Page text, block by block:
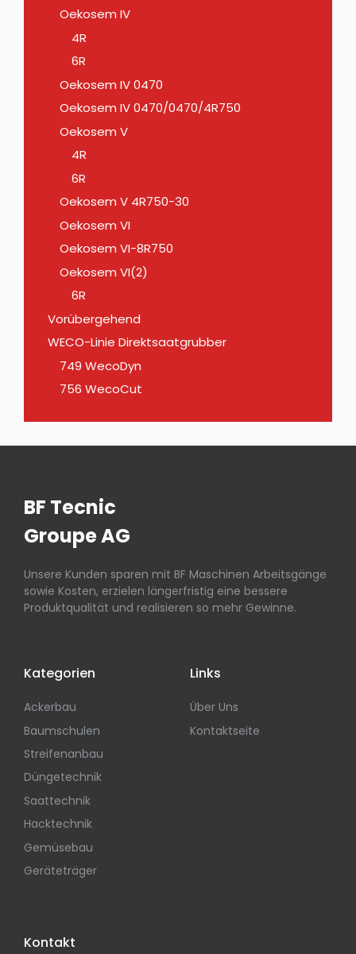
Oekosem IV
4R
6R
Oekosem IV 0470
Oekosem IV 0470/0470/4R750
Oekosem V
4R
6R
Oekosem V 4R750-30
Oekosem VI
Oekosem VI-8R750
Oekosem VI(2)
6R
Vorübergehend
WECO-Linie Direktsaatgrubber
749 WecoDyn
756 WecoCut
BF Tecnic
Groupe AG
Unsere Kunden sparen mit BF Maschinen Arbeitsgänge
sowie Kosten, erzielen längerfristig eine bessere
Produktqualität und realisieren so mehr Gewinne.
Kategorien
Ackerbau
Baumschulen
Streifenanbau
Düngetechnik
Saattechnik
Hacktechnik
Gemüsebau
Geräteträger
Links
Über Uns
Kontaktseite
Kontakt